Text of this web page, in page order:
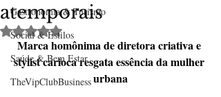
Gastronomia & Turismo
Social & Estilos
Saúde & Bem Estar
TheVipClubBusiness
atemporais
Avaliado com NaN de 5 estrelas.
Marca homônima de diretora criativa e
stylist carioca resgata essência da mulher
urbana